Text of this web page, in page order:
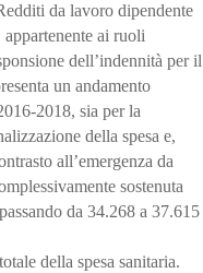
da lavoro dipendente
ai ruoli
dell’indennità per il
un andamento
2018, sia per la
della spesa e,
all’emergenza da
sostenuta
da 34.268 a 37.615
della spesa sanitaria.